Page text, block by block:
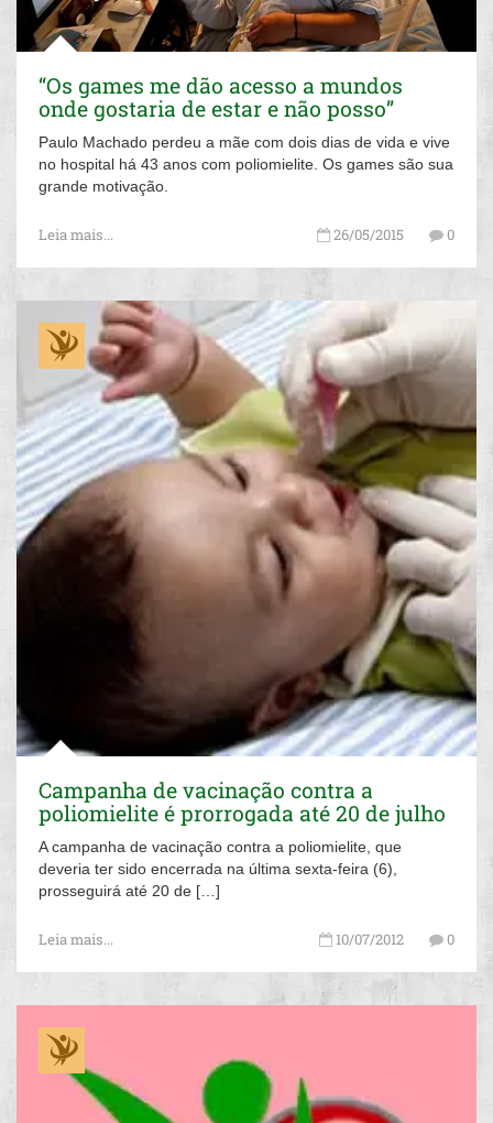
“Os games me dão acesso a mundos
onde gostaria de estar e não posso”
Paulo Machado perdeu a mãe com dois dias de vida e vive
no hospital há 43 anos com poliomielite. Os games são sua
grande motivação.
Leia mais... 26/05/2015 0
Campanha de vacinação contra a
poliomielite é prorrogada até 20 de julho
A campanha de vacinação contra a poliomielite, que
deveria ter sido encerrada na última sexta-feira (6),
prosseguirá até 20 de […]
Leia mais... 10/07/2012 0